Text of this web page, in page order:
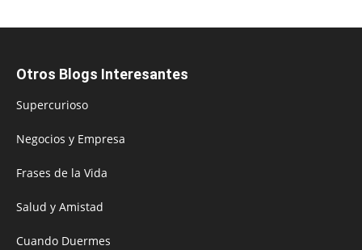
Otros Blogs Interesantes
Supercurioso
Negocios y Empresa
Frases de la Vida
Salud y Amistad
Cuando Duermes